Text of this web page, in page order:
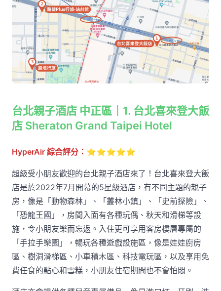
台北親子酒店 中正區｜1. 台北喜來登大飯
店 Sheraton Grand Taipei Hotel
HyperAir 綜合評分： ⭐⭐⭐⭐⭐
超級受小朋友歡迎的台北親子酒店來了！台北喜來登大飯
店是於2022年7月開幕的5星級酒店，有不同主題的親子
房，像是「動物森林」、「叢林小鎮」、「史前探險」、
「恐龍王國」，房間入面有各種玩偶、秋天和滑梯等設
施，令小朋友樂而忘返。入住更可享用客房樓層專屬的
「手拉手樂園」，暢玩各種遊戲設施區，像是娃娃廚房
區、樹洞滑梯區、小車積木區、科技電玩區，以及享用免
費任食的點心和雪糕，小朋友住宿期間也不會怕悶。